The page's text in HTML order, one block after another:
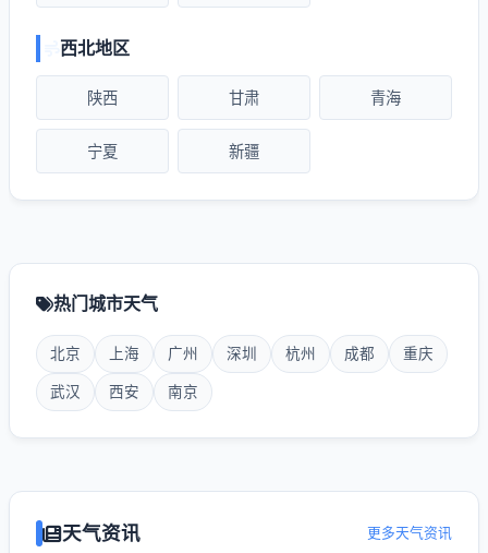
西北地区
陕西 甘肃 青海
宁夏 新疆
热门城市天气
北京 上海 广州 深圳 杭州 成都 重庆
武汉 西安 南京
天气资讯 更多天气资讯